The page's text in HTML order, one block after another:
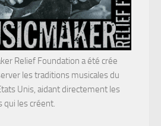
Relief Foundation a été crée
les traditions musicales du
Unis, aidant directement les
qui les créent.